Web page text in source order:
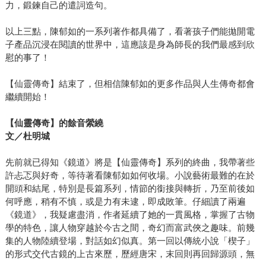
力，鍛鍊自己的遣詞造句。
以上三點，陳郁如的一系列著作都具備了，看著孩子們能拋開電
子產品沉浸在閱讀的世界中，這應該是身為師長的我們最感到欣
慰的事了！
【仙靈傳奇】結束了，但相信陳郁如的更多作品與人生傳奇都會
繼續開始！
【仙靈傳奇】的餘音縈繞
文／杜明城
先前就已得知《鏡道》將是【仙靈傳奇】系列的終曲，我帶著些
許忐忑與好奇，等待著看陳郁如如何收場。小說藝術最難的在於
開頭和結尾，特別是長篇系列，情節的銜接與轉折，乃至前後如
何呼應，稍有不慎，或是力有未逮，即成敗筆。仔細讀了兩遍
《鏡道》，我疑慮盡消，作者延續了她的一貫風格，掌握了古物
學的特色，讓人物穿越於今古之間，奇幻而富武俠之趣味。前幾
集的人物陸續登場，對話如幻似真。第一回以傳統小說「楔子」
的形式交代古鏡的上古來歷，歷經唐宋，末回則再回歸源頭，無